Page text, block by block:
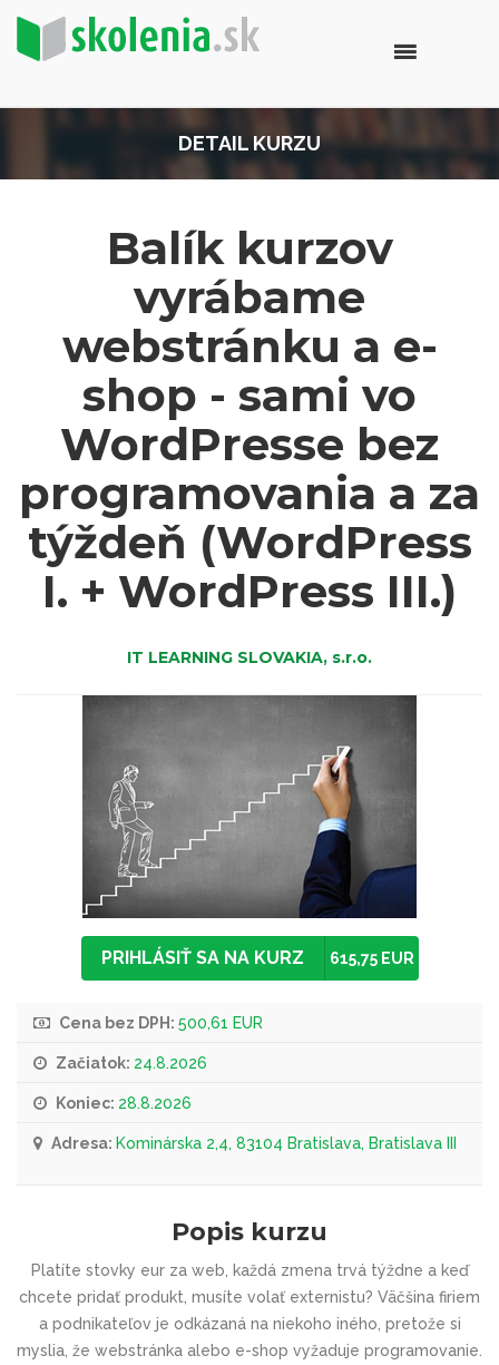
DETAIL KURZU
Balík kurzov
vyrábame
webstránku a e-
shop - sami vo
WordPresse bez
programovania a za
týždeň (WordPress
I. + WordPress III.)
IT LEARNING SLOVAKIA, s.r.o.
PRIHLÁSIŤ SA NA KURZ 615,75 EUR
Cena bez DPH: 500,61 EUR
Začiatok: 24.8.2026
Koniec: 28.8.2026
Adresa: Kominárska 2,4, 83104 Bratislava, Bratislava III
Popis kurzu
Platíte stovky eur za web, každá zmena trvá týždne a keď
chcete pridať produkt, musíte volať externistu? Väčšina firiem
a podnikateľov je odkázaná na niekoho iného, pretože si
myslia, že webstránka alebo e-shop vyžaduje programovanie.